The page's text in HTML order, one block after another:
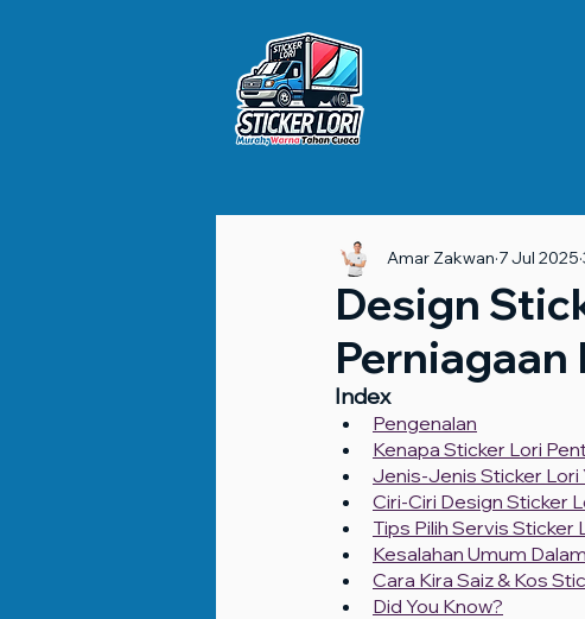
Design
Perniagaan
Amar Zakwan 7 Jul 2025
Index
Pengenalan
Kenapa Sticker Lori
Jenis-Jenis Sticker Lori
Ciri-Ciri Design Sticker
Tips Pilih Servis Sticker
Kesalahan Umum
Cara Kira Saiz & Kos
Did You Know?